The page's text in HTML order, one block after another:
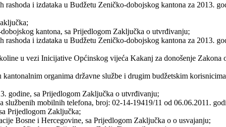
i izdataka u Budžetu Zeničko-dobojskog kantona za 2013.
kantona, sa Prijedlogom Zaključka o utvrđivanju;
i izdataka u Budžetu Zeničko-dobojskog kantona za 2013.
u vezi Inicijative Općinskog vijeća Kakanj za donošenje Zakona
organima državne službe i drugim budžetskim
godine, sa Prijedlogom Zaključka o utvrđivanju;
mobilnih telefona, broj: 02-14-19419/11 od 06.06.2011.
Prijedlogom Zaključka;
Bosne i Hercegovine, sa Prijedlogom Zaključka o o usvajanju;